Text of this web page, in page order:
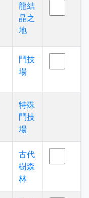
龍結
晶之
地
鬥技
場
特殊
鬥技
場
古代
樹森
林